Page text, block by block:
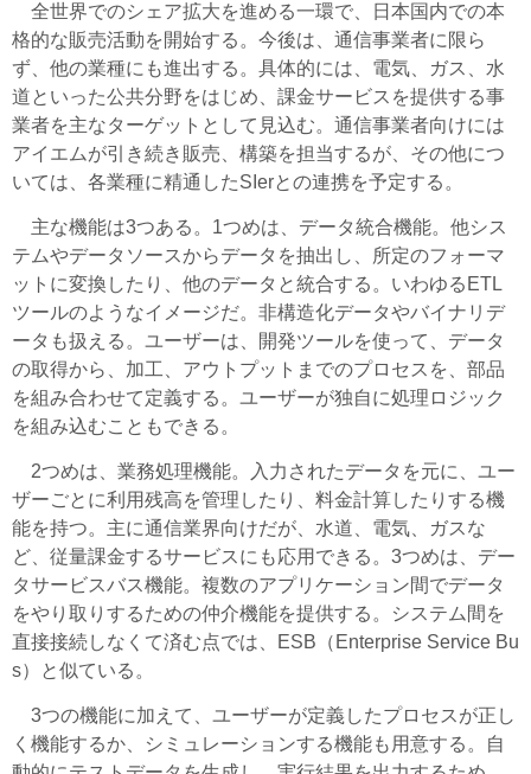
全世界でのシェア拡大を進める一環で、日本国内での本
格的な販売活動を開始する。今後は、通信事業者に限ら
ず、他の業種にも進出する。具体的には、電気、ガス、水
道といった公共分野をはじめ、課金サービスを提供する事
業者を主なターゲットとして見込む。通信事業者向けには
アイエムが引き続き販売、構築を担当するが、その他につ
いては、各業種に精通したSIerとの連携を予定する。
主な機能は3つある。1つめは、データ統合機能。他シス
テムやデータソースからデータを抽出し、所定のフォーマ
ットに変換したり、他のデータと統合する。いわゆるETL
ツールのようなイメージだ。非構造化データやバイナリデ
ータも扱える。ユーザーは、開発ツールを使って、データ
の取得から、加工、アウトプットまでのプロセスを、部品
を組み合わせて定義する。ユーザーが独自に処理ロジック
を組み込むこともできる。
2つめは、業務処理機能。入力されたデータを元に、ユー
ザーごとに利用残高を管理したり、料金計算したりする機
能を持つ。主に通信業界向けだが、水道、電気、ガスな
ど、従量課金するサービスにも応用できる。3つめは、デー
タサービスバス機能。複数のアプリケーション間でデータ
をやり取りするための仲介機能を提供する。システム間を
直接接続しなくて済む点では、ESB（Enterprise Service Bu
s）と似ている。
3つの機能に加えて、ユーザーが定義したプロセスが正し
く機能するか、シミュレーションする機能も用意する。自